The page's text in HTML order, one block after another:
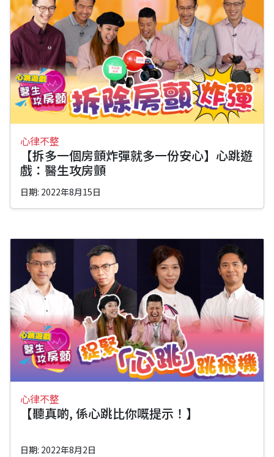
心律不整
【拆多一個房顫炸彈就多一份安心】心跳遊
戲：醫生攻房顫
日期: 2022年8月15日
心律不整
【聽真啲, 係心跳比你嘅提示！】
日期: 2022年8月2日